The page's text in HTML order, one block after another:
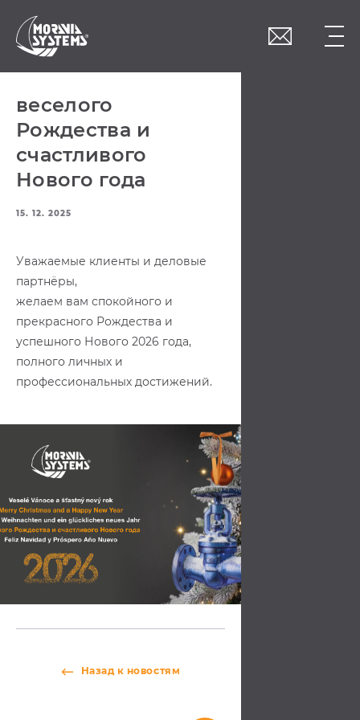
веселого
Рождества и
счастливого
Нового года
15. 12. 2025
Уважаемые клиенты и деловые
партнёры,
желаем вам спокойного и
прекрасного Рождества и
успешного Нового 2026 года,
полного личных и
профессиональных достижений.
Назад к новостям
consent do EN